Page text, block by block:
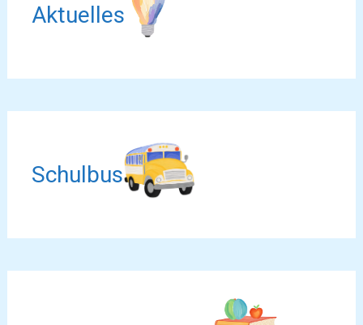
Aktuelles
Schulbus